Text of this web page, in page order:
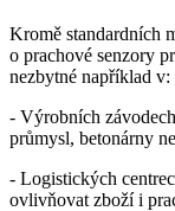
Kromě standardních
o prachové senzory
nezbytné například v:
- Výrobních
průmysl, betonárny
- Logistických
ovlivňovat zboží i